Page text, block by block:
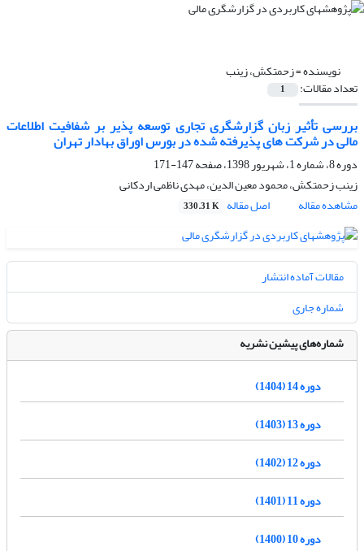
نویسنده =زحمتکش، زینب
تعداد مقالات: 1
بررسی تأثیر زبان گزارشگری تجاری توسعه پذیر بر شفافیت اطلاعات
مالی در شرکت های پذیرفته شده در بورس اوراق بهادار تهران
دوره 8، شماره 1، شهریور 1398، صفحه
147-171
زینب زحمتکش، محمود معین الدین، مهدی ناظمی اردکانی
مشاهده مقاله
اصل مقاله 330.31 K
مقالات آماده انتشار
شماره جاری
شماره‌های پیشین نشریه
دوره 14 (1404)
دوره 13 (1403)
دوره 12 (1402)
دوره 11 (1401)
دوره 10 (1400)